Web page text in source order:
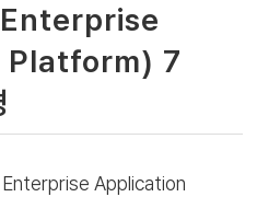
7
Enterprise Application